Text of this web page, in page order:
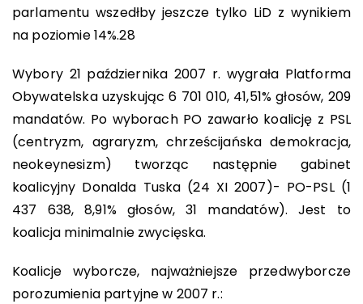
parlamentu wszedłby jeszcze tylko LiD z wynikiem
na poziomie 14%.28
Wybory 21 października 2007 r. wygrała Platforma
Obywatelska uzyskując 6 701 010, 41,51% głosów, 209
mandatów. Po wyborach PO zawarło koalicję z PSL
(centryzm, agraryzm, chrześcijańska demokracja,
neokeynesizm) tworząc następnie gabinet
koalicyjny Donalda Tuska (24 XI 2007)- PO-PSL (1
437 638, 8,91% głosów, 31 mandatów). Jest to
koalicja minimalnie zwycięska.
Koalicje wyborcze, najważniejsze przedwyborcze
porozumienia partyjne w 2007 r.: